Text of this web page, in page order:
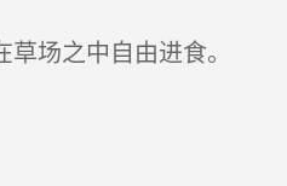
场之中自由进食。